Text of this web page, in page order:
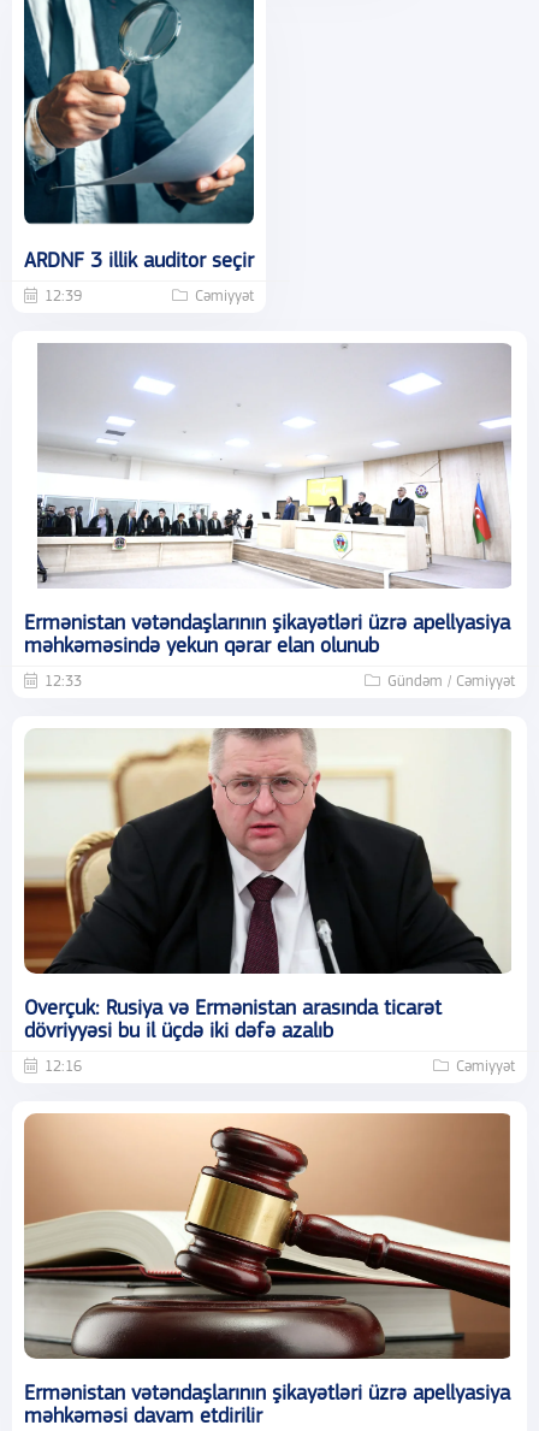
ARDNF 3 illik auditor seçir
12:39 Cəmiyyət
Ermənistan vətəndaşlarının şikayətləri üzrə apellyasiya
məhkəməsində yekun qərar elan olunub
12:33 Gündəm / Cəmiyyət
Overçuk: Rusiya və Ermənistan arasında ticarət
dövriyyəsi bu il üçdə iki dəfə azalıb
12:16 Cəmiyyət
Ermənistan vətəndaşlarının şikayətləri üzrə apellyasiya
məhkəməsi davam etdirilir